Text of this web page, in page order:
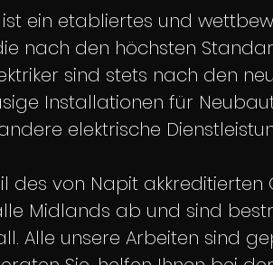
ist ein etabliertes und
nach den höchsten
sind stets nach den
Installationen für
elektrische
des von Napit akkreditierten
Midlands ab und sind
Alle unsere Arbeiten sind